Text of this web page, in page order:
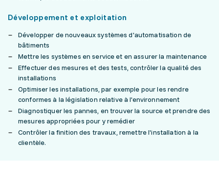
Développement et exploitation
Développer de nouveaux systèmes d'automatisation de
bâtiments
Mettre les systèmes en service et en assurer la maintenance
Effectuer des mesures et des tests, contrôler la qualité des
installations
Optimiser les installations, par exemple pour les rendre
conformes à la législation relative à l'environnement
Diagnostiquer les pannes, en trouver la source et prendre des
mesures appropriées pour y remédier
Contrôler la finition des travaux, remettre l'installation à la
clientèle.